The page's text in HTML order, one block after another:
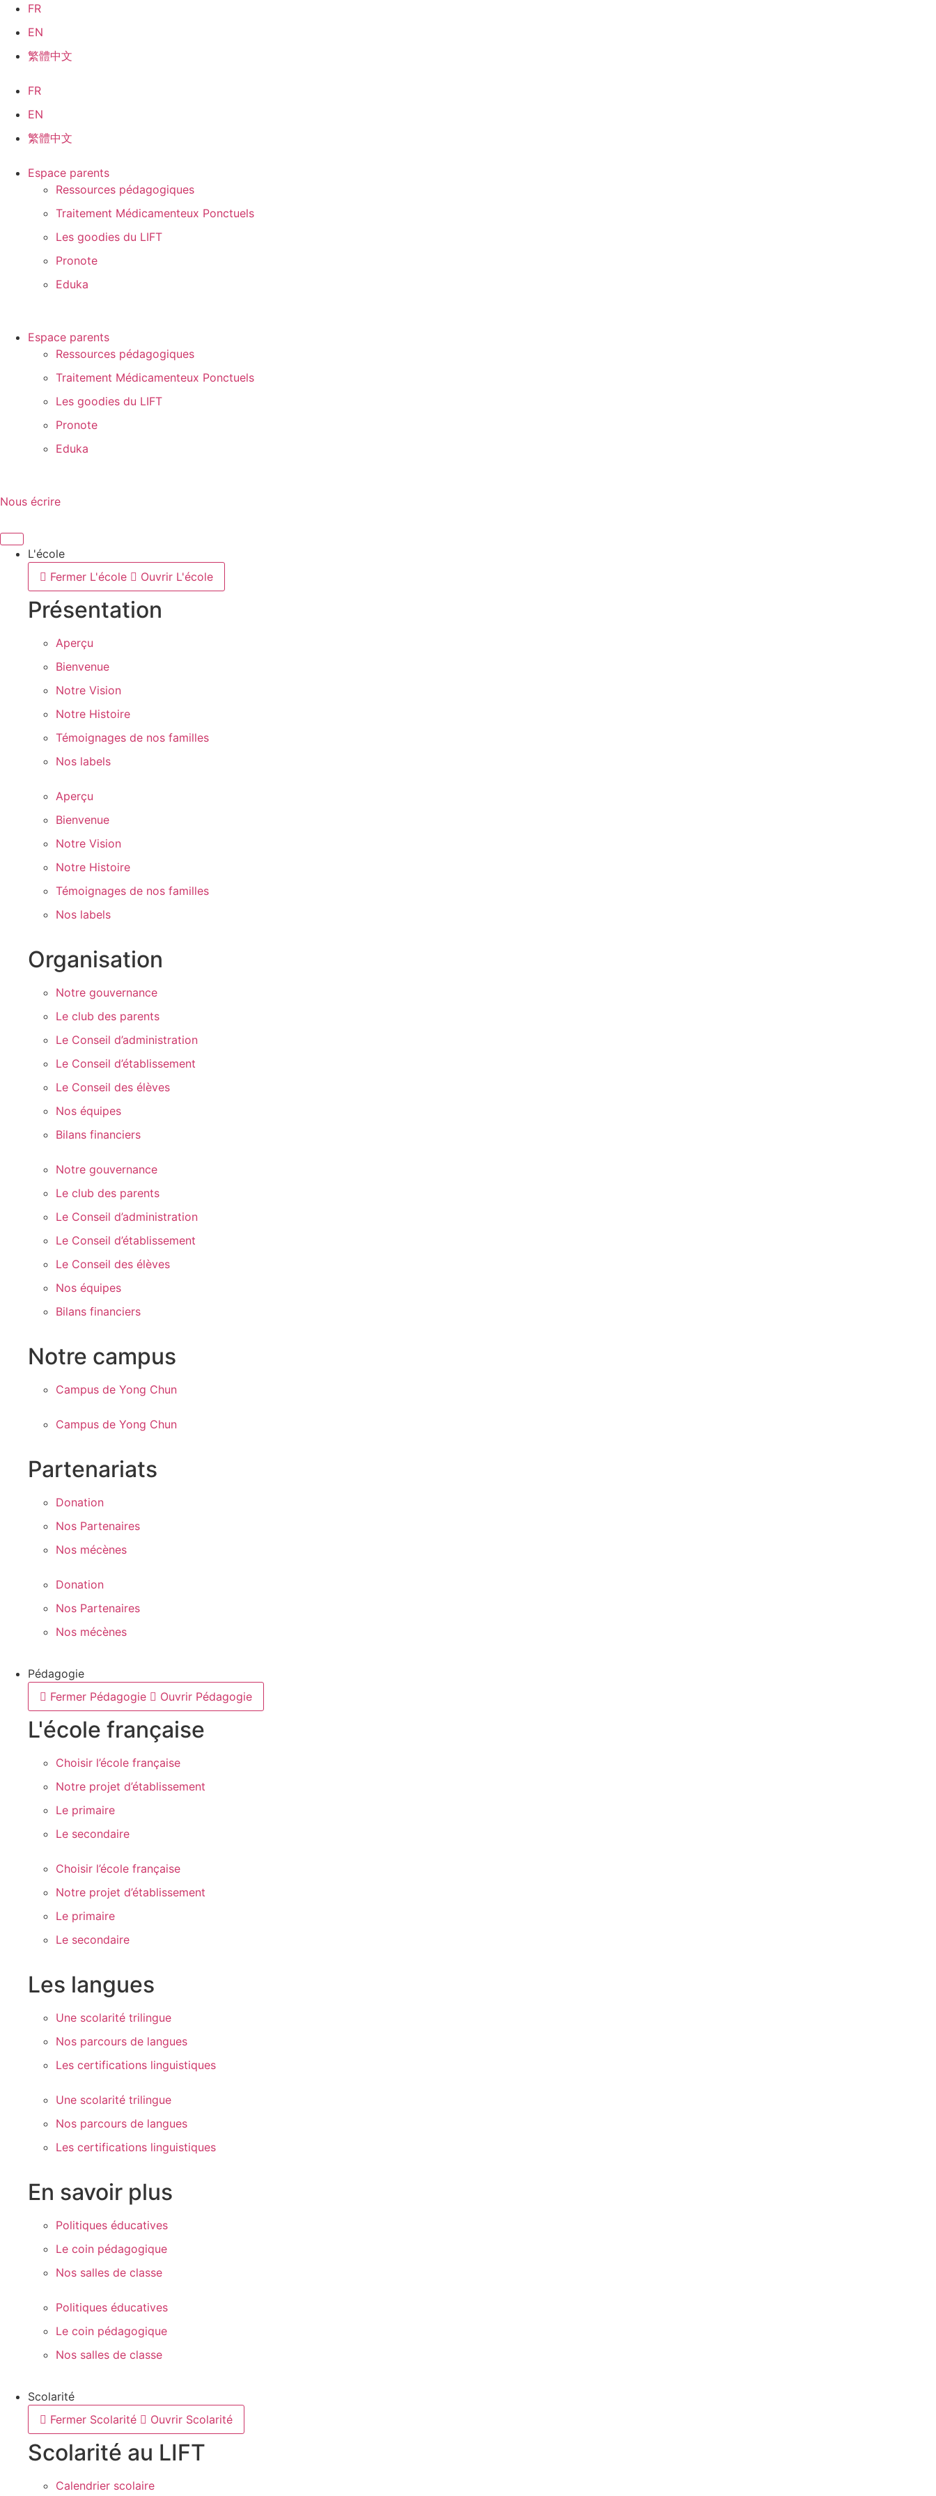
Aller
FR
EN
繁體中文
FR
EN
繁體中文
Espace parents
Ressources pédagogiques
Traitement Médicamenteux Ponctuels
Les goodies du LIFT
Pronote
Eduka
Espace parents
Ressources pédagogiques
Traitement Médicamenteux Ponctuels
Les goodies du LIFT
Pronote
Eduka
Nous écrire
L'école
Fermer L'école
Ouvrir L'école
Présentation
Aperçu
Bienvenue
Notre Vision
Notre Histoire
Témoignages de nos familles
Nos labels
Aperçu
Bienvenue
Notre Vision
Notre Histoire
Témoignages de nos familles
Nos labels
Organisation
Notre gouvernance
Le club des parents
Le Conseil d’administration
Le Conseil d’établissement
Le Conseil des élèves
Nos équipes
Bilans financiers
Notre gouvernance
Le club des parents
Le Conseil d’administration
Le Conseil d’établissement
Le Conseil des élèves
Nos équipes
Bilans financiers
Notre campus
Campus de Yong Chun
Campus de Yong Chun
Partenariats
Donation
Nos Partenaires
Nos mécènes
Donation
Nos Partenaires
Nos mécènes
Pédagogie
Fermer Pédagogie
Ouvrir Pédagogie
L'école française
Choisir l’école française
Notre projet d’établissement
Le primaire
Le secondaire
Choisir l’école française
Notre projet d’établissement
Le primaire
Le secondaire
Les langues
Une scolarité trilingue
Nos parcours de langues
Les certifications linguistiques
Une scolarité trilingue
Nos parcours de langues
Les certifications linguistiques
En savoir plus
Politiques éducatives
Le coin pédagogique
Nos salles de classe
Politiques éducatives
Le coin pédagogique
Nos salles de classe
Scolarité
Fermer Scolarité
Ouvrir Scolarité
Scolarité au LIFT
Calendrier scolaire